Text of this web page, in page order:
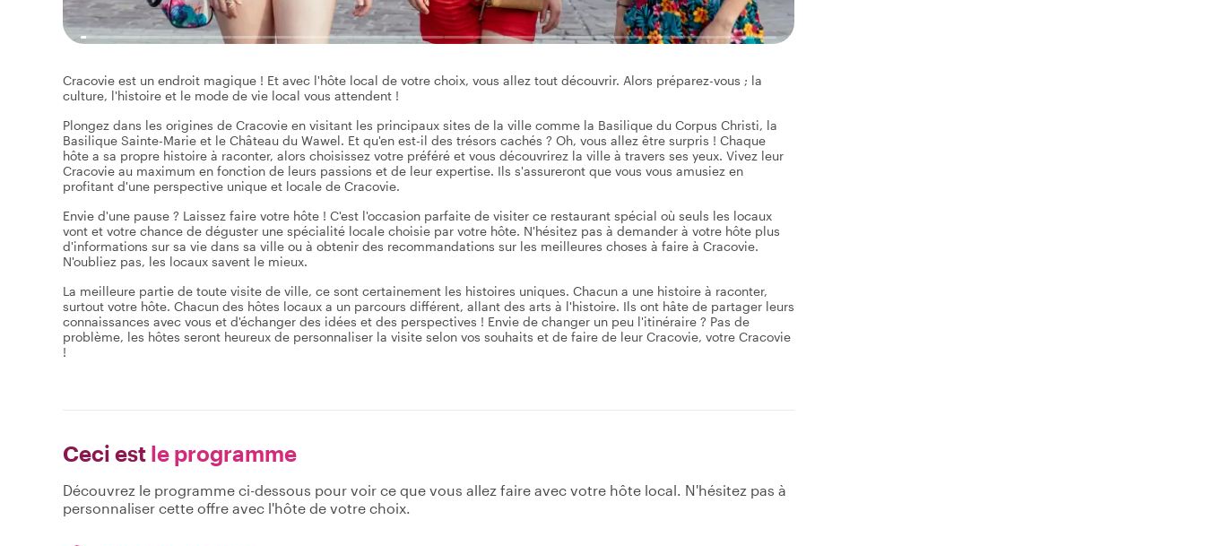
Cracovie est un endroit magique ! Et avec l'hôte local de votre choix, vous allez tout découvrir. Alors préparez-vous ; la
culture, l'histoire et le mode de vie local vous attendent !
Plongez dans les origines de Cracovie en visitant les principaux sites de la ville comme la Basilique du Corpus Christi, la
Basilique Sainte-Marie et le Château du Wawel. Et qu'en est-il des trésors cachés ? Oh, vous allez être surpris ! Chaque
hôte a sa propre histoire à raconter, alors choisissez votre préféré et vous découvrirez la ville à travers ses yeux. Vivez leur
Cracovie au maximum en fonction de leurs passions et de leur expertise. Ils s'assureront que vous vous amusiez en
profitant d'une perspective unique et locale de Cracovie.
Envie d'une pause ? Laissez faire votre hôte ! C'est l'occasion parfaite de visiter ce restaurant spécial où seuls les locaux
vont et votre chance de déguster une spécialité locale choisie par votre hôte. N'hésitez pas à demander à votre hôte plus
d'informations sur sa vie dans sa ville ou à obtenir des recommandations sur les meilleures choses à faire à Cracovie.
N'oubliez pas, les locaux savent le mieux.
La meilleure partie de toute visite de ville, ce sont certainement les histoires uniques. Chacun a une histoire à raconter,
surtout votre hôte. Chacun des hôtes locaux a un parcours différent, allant des arts à l'histoire. Ils ont hâte de partager leurs
connaissances avec vous et d'échanger des idées et des perspectives ! Envie de changer un peu l'itinéraire ? Pas de
problème, les hôtes seront heureux de personnaliser la visite selon vos souhaits et de faire de leur Cracovie, votre Cracovie
!
Ceci est le programme
Découvrez le programme ci-dessous pour voir ce que vous allez faire avec votre hôte local. N'hésitez pas à
personnaliser cette offre avec l'hôte de votre choix.